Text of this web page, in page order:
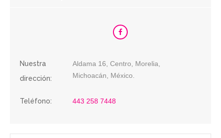
Nuestra
dirección:
Aldama 16, Centro, Morelia,
Michoacán, México.
Teléfono: 443 258 7448